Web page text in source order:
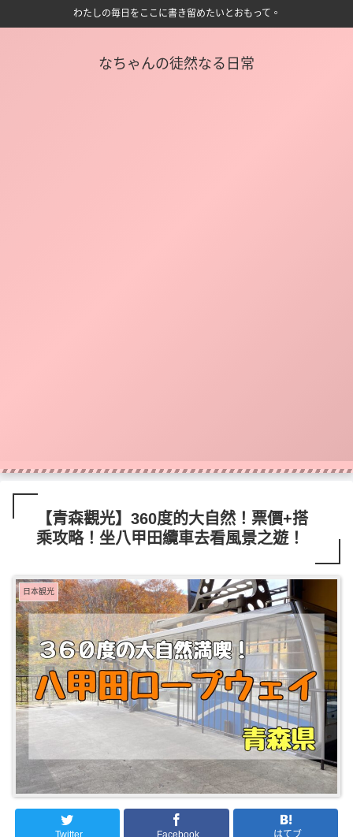
わたしの毎日をここに書き留めたいとおもって。
なちゃんの徒然なる日常
【青森觀光】360度的大自然！票價+搭
乘攻略！坐八甲田纜車去看風景之遊！
日本観光